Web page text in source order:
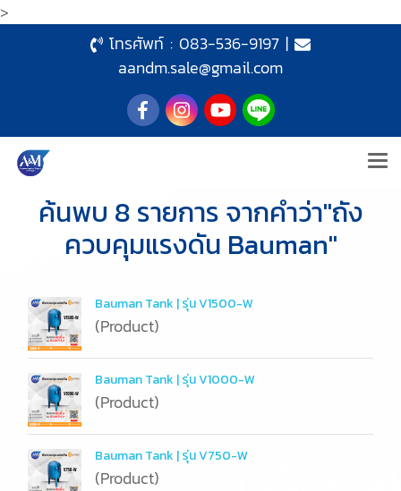
>
โทรศัพท์ : 083-536-9197|
aandm.sale@gmail.com
ค้นพบ 8 รายการ จากคำว่า"ถัง
ควบคุมแรงดัน Bauman"
Bauman Tank | รุ่น V1500-W
(Product)
Bauman Tank | รุ่น V1000-W
(Product)
Bauman Tank | รุ่น V750-W
(Product)